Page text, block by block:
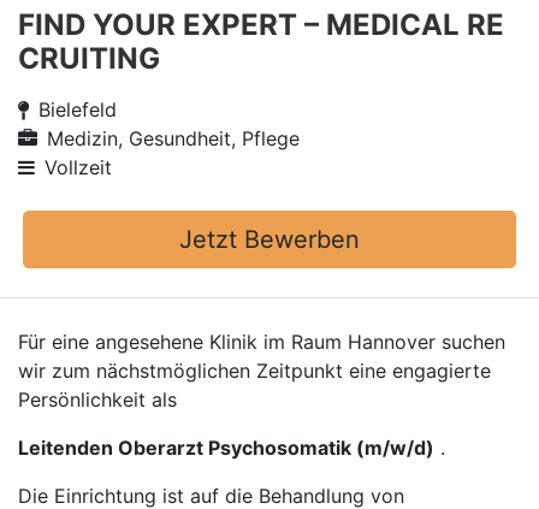
FIND YOUR EXPERT – MEDICAL RE
CRUITING
Bielefeld
Medizin, Gesundheit, Pflege
Vollzeit
Jetzt Bewerben
Für eine angesehene Klinik im Raum Hannover suchen
wir zum nächstmöglichen Zeitpunkt eine engagierte
Persönlichkeit als
Leitenden Oberarzt Psychosomatik (m/w/d) .
Die Einrichtung ist auf die Behandlung von